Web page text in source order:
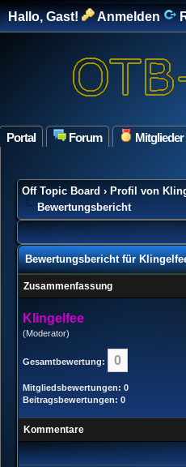
Hallo, Gast! Anmelden
Portal Forum Mitglieder
Off Topic Board › Profil von
Bewertungsbericht
Bewertungsbericht für
Zusammenfassung
Klingelfee
(Moderator)
Gesamtbewertung: 0
Mitgliedsbewertungen: 0
Beitragsbewertungen: 0
Kommentare